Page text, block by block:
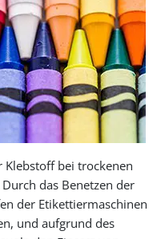
Klebstoff bei trockenen
das Benetzen der
der Etikettiermaschinen
und aufgrund des